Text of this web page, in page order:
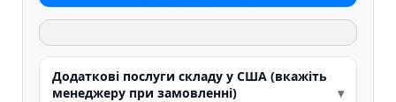
Додаткові послуги складу у США (вкажіть
менеджеру при замовленні)